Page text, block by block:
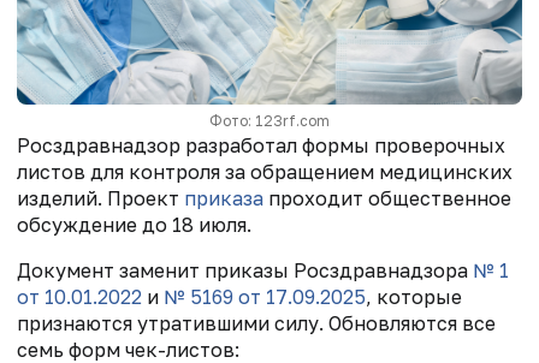
Фото: 123rf.com
Росздравнадзор разработал формы проверочных
листов для контроля за обращением медицинских
изделий. Проект приказа проходит общественное
обсуждение до 18 июля.
Документ заменит приказы Росздравнадзора № 1
от 10.01.2022 и № 5169 от 17.09.2025, которые
признаются утратившими силу. Обновляются все
семь форм чек-листов: